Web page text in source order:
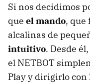
Si nos decidimos
que el mando, que
alcalinas de
intuitivo. Desde
el NETBOT
Play y dirigirlo con